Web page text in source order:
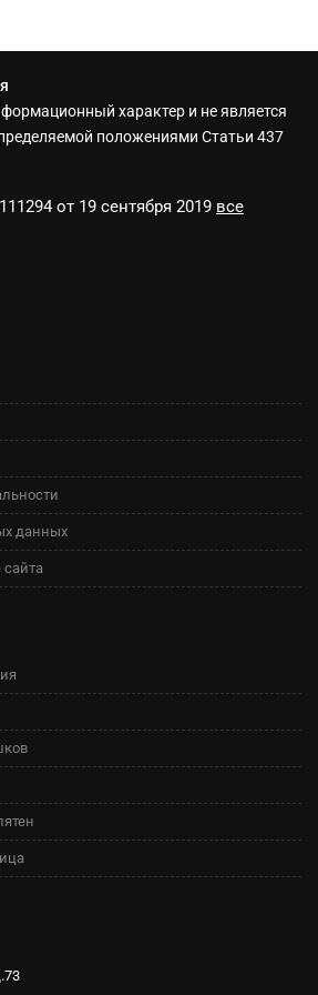
характер и не является
положениями Статьи 437
от 19 сентября 2019 все
данных
сайта